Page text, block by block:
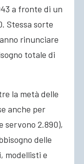
a fronte di un
Stessa sorte
rinunciare
totale di
la metà delle
anche per
servono 2.890),
delle
modellisti e